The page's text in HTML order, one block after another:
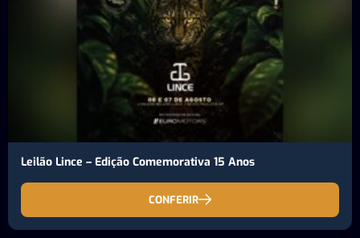
Leilão Lince – Edição Comemorativa 15 Anos
CONFERIR